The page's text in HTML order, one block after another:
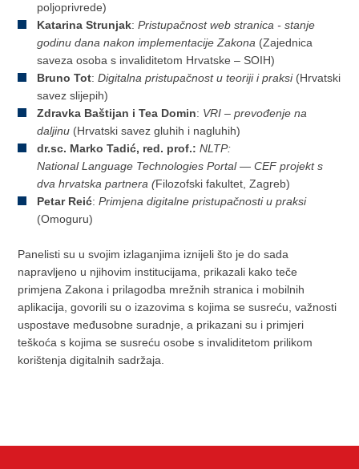
poljoprivrede)
Katarina Strunjak:Pristupačnost web stranica - stanje
godinu dana nakon implementacije Zakona (Zajednica
saveza osoba s invaliditetom Hrvatske – SOIH)
Bruno Tot:Digitalna pristupačnost u teoriji i praksi(Hrvatski
savez slijepih)
Zdravka Baštijan i Tea Domin: VRI – prevođenje na
daljinu (Hrvatski savez gluhih i nagluhih)
dr.sc. Marko Tadić, red. prof.: NLTP:
National Language Technologies Portal — CEF projekt s
dva hrvatska partnera (Filozofski fakultet, Zagreb)
Petar Reić:Primjena digitalne pristupačnosti u praksi
(Omoguru)
Panelisti su u svojim izlaganjima iznijeli što je do sada
napravljeno u njihovim institucijama, prikazali kako teče
primjena Zakona i prilagodba mrežnih stranica i mobilnih
aplikacija, govorili su o izazovima s kojima se susreću, važnosti
uspostave međusobne suradnje, a prikazani su i primjeri
teškoća s kojima se susreću osobe s invaliditetom prilikom
korištenja digitalnih sadržaja.